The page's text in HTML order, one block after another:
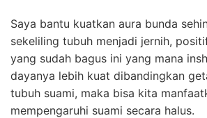
Saya bantu kuatkan aura bunda
sekeliling tubuh menjadi jernih,
yang sudah bagus ini yang mana
dayanya lebih kuat dibandingkan
tubuh suami, maka bisa kita
mempengaruhi suami secara halus.